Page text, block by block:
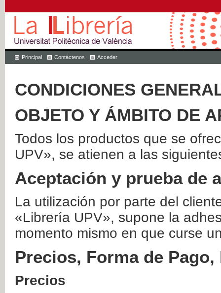
Principal Contáctenos Acceder
CONDICIONES
OBJETO Y ÁMBITO DE
Todos los productos que se
UPV», se atienen a las
Aceptación y prueba de
La utilización por parte del
«Librería UPV», supone la
momento mismo en que curse
Precios, Forma de
Precios